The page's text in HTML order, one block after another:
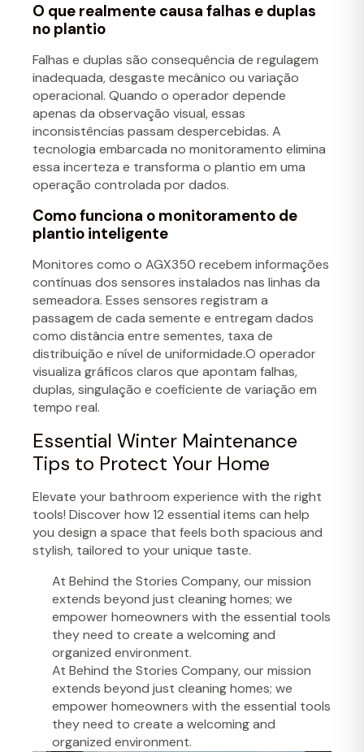
O que realmente causa falhas e duplas
no plantio
Falhas e duplas são consequência de regulagem
inadequada, desgaste mecânico ou variação
operacional. Quando o operador depende
apenas da observação visual, essas
inconsistências passam despercebidas. A
tecnologia embarcada no monitoramento elimina
essa incerteza e transforma o plantio em uma
operação controlada por dados.
Como funciona o monitoramento de
plantio inteligente
Monitores como o AGX350 recebem informações
contínuas dos sensores instalados nas linhas da
semeadora. Esses sensores registram a
passagem de cada semente e entregam dados
como distância entre sementes, taxa de
distribuição e nível de uniformidade.O operador
visualiza gráficos claros que apontam falhas,
duplas, singulação e coeficiente de variação em
tempo real.
Essential Winter Maintenance
Tips to Protect Your Home
Elevate your bathroom experience with the right
tools! Discover how 12 essential items can help
you design a space that feels both spacious and
stylish, tailored to your unique taste.
At Behind the Stories Company, our mission
extends beyond just cleaning homes; we
empower homeowners with the essential tools
they need to create a welcoming and
organized environment.
At Behind the Stories Company, our mission
extends beyond just cleaning homes; we
empower homeowners with the essential tools
they need to create a welcoming and
organized environment.